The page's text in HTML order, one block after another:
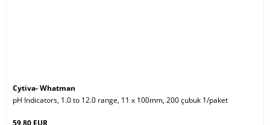
Cytiva- Whatman
pH Indicators, 1.0 to 12.0 range, 11 x 100mm, 200 çubuk 1/paket
59,80 EUR